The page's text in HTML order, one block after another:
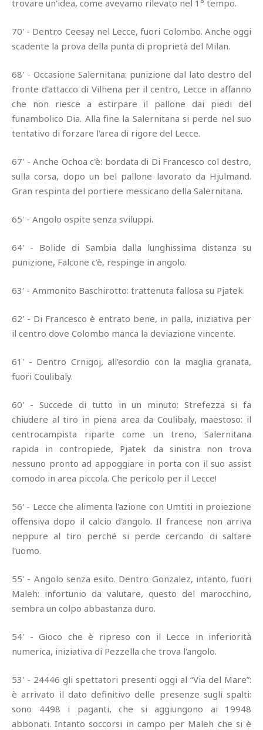
trovare un'idea, come avevamo rilevato nel 1° tempo.
70' - Dentro Ceesay nel Lecce, fuori Colombo. Anche oggi
scadente la prova della punta di proprietà del Milan.
68' - Occasione Salernitana: punizione dal lato destro del
fronte d'attacco di Vilhena per il centro, Lecce in affanno
che non riesce a estirpare il pallone dai piedi del
funambolico Dia. Alla fine la Salernitana si perde nel suo
tentativo di forzare l'area di rigore del Lecce.
67' - Anche Ochoa c'è: bordata di Di Francesco col destro,
sulla corsa, dopo un bel pallone lavorato da Hjulmand.
Gran respinta del portiere messicano della Salernitana.
65' - Angolo ospite senza sviluppi.
64' - Bolide di Sambia dalla lunghissima distanza su
punizione, Falcone c'è, respinge in angolo.
63' - Ammonito Baschirotto: trattenuta fallosa su Pjatek.
62' - Di Francesco è entrato bene, in palla, iniziativa per
il centro dove Colombo manca la deviazione vincente.
61' - Dentro Crnigoj, all'esordio con la maglia granata,
fuori Coulibaly.
60' - Succede di tutto in un minuto: Strefezza si fa
chiudere al tiro in piena area da Coulibaly, maestoso: il
centrocampista riparte come un treno, Salernitana
rapida in contropiede, Pjatek da sinistra non trova
nessuno pronto ad appoggiare in porta con il suo assist
comodo in area piccola. Che pericolo per il Lecce!
56' - Lecce che alimenta l'azione con Umtiti in proiezione
offensiva dopo il calcio d'angolo. Il francese non arriva
neppure al tiro perché si perde cercando di saltare
l'uomo.
55' - Angolo senza esito. Dentro Gonzalez, intanto, fuori
Maleh: infortunio da valutare, questo del marocchino,
sembra un colpo abbastanza duro.
54' - Gioco che è ripreso con il Lecce in inferiorità
numerica, iniziativa di Pezzella che trova l'angolo.
53' - 24446 gli spettatori presenti oggi al “Via del Mare”:
è arrivato il dato definitivo delle presenze sugli spalti:
sono 4498 i paganti, che si aggiungono ai 19948
abbonati. Intanto soccorsi in campo per Maleh che si è